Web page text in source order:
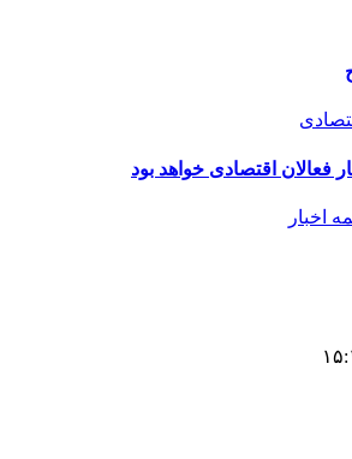
فعالان اقتصادی خواهد بود
اخبار